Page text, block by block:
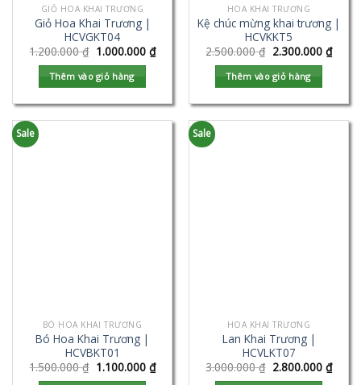
GIỎ HOA KHAI TRƯƠNG
Giỏ Hoa Khai Trương |
HCVGKT04
1.200.000₫ 1.000.000 ₫
Thêm vào giỏ hàng
HOA KHAI TRƯƠNG
Kệ chúc mừng khai trương |
HCVKKT5
2.500.000₫ 2.300.000 ₫
Thêm vào giỏ hàng
Sale
BÓ HOA KHAI TRƯƠNG
Bó Hoa Khai Trương |
HCVBKT01
1.500.000₫ 1.100.000 ₫
Sale
HOA KHAI TRƯƠNG
Lan Khai Trương |
HCVLKT07
3.000.000₫ 2.800.000 ₫